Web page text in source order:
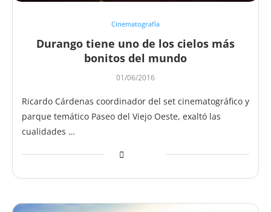
Cinematografía
Durango tiene uno de los cielos más
bonitos del mundo
01/06/2016
Ricardo Cárdenas coordinador del set cinematográfico y
parque temático Paseo del Viejo Oeste, exaltó las
cualidades …